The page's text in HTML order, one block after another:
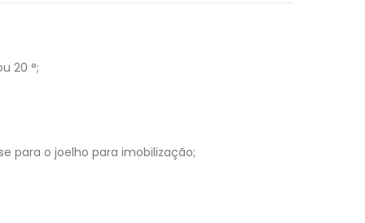
20 °;
para o joelho para imobilização;